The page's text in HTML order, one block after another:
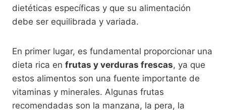
dietéticas específicas y que su alimentación
debe ser equilibrada y variada.
En primer lugar, es fundamental proporcionar una
dieta rica en frutas y verduras frescas, ya que
estos alimentos son una fuente importante de
vitaminas y minerales. Algunas frutas
recomendadas son la manzana, la pera, la